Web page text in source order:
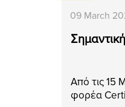
09 March
Από τις 15
φορέα